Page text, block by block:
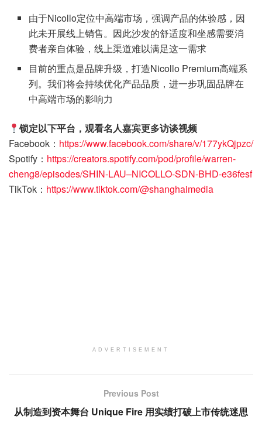
由于Nicollo定位中高端市场，强调产品的体验感，因
此未开展线上销售。因此沙发的舒适度和坐感需要消
费者亲自体验，线上渠道难以满足这一需求
目前的重点是品牌升级，打造Nicollo Premium高端系
列。我们将会持续优化产品品质，进一步巩固品牌在
中高端市场的影响力
锁定以下平台，观看名人嘉宾更多访谈视频
Facebook： https://www.facebook.com/share/v/177ykQjpzc/
Spotify： https://creators.spotify.com/pod/profile/warren-
cheng8/episodes/SHIN-LAU–NICOLLO-SDN-BHD-e36fesf
TikTok： https://www.tiktok.com/@shanghaimedia
ADVERTISEMENT
Previous Post
从制造到资本舞台 Unique Fire 用实绩打破上市传统迷思